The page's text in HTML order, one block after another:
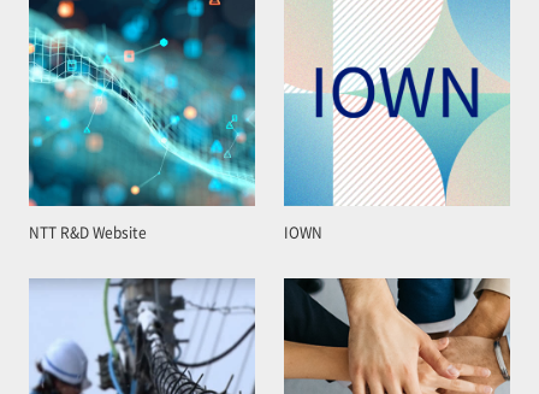
NTT R&D Website IOWN